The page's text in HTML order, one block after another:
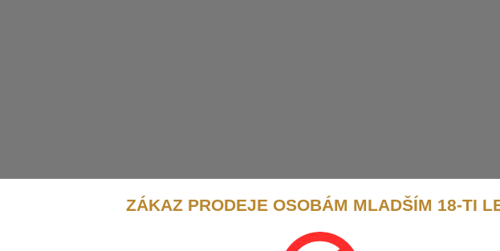
ZÁKAZ PRODEJE OSOBÁM MLADŠÍM 18-TI